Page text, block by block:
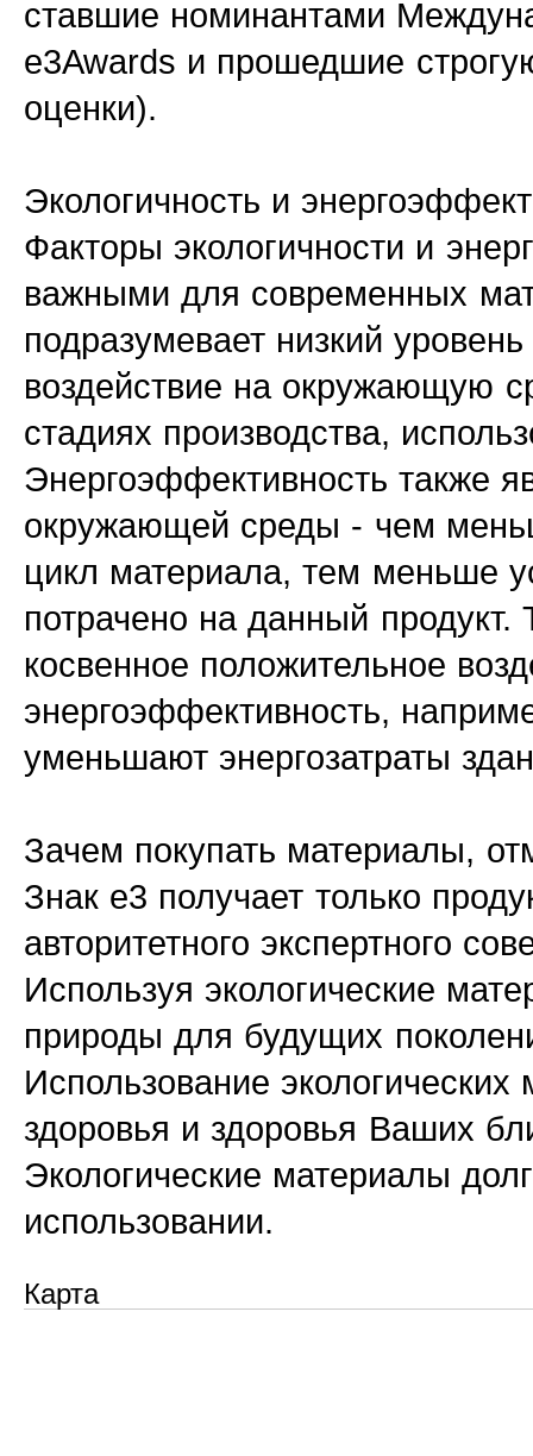
ставшие номинантами
e3Awards и прошедшие
оценки).
Экологичность и
Факторы экологичности и
важными для современных
подразумевает низкий
воздействие на окружающую
стадиях производства,
Энергоэффективность также
окружающей среды - чем
цикл материала, тем меньше
потрачено на данный
косвенное положительное
энергоэффективность,
уменьшают энергозатраты
Зачем покупать материалы,
Знак е3 получает только
авторитетного экспертного
Используя экологические
природы для будущих
Использование
здоровья и здоровья Ваших
Экологические материалы
использовании.
Карта